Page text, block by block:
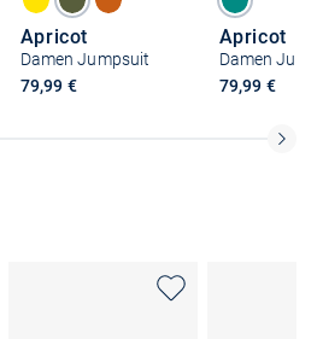
Apricot
Damen Jumpsuit
79,99 €
Apricot
Damen
79,99 €